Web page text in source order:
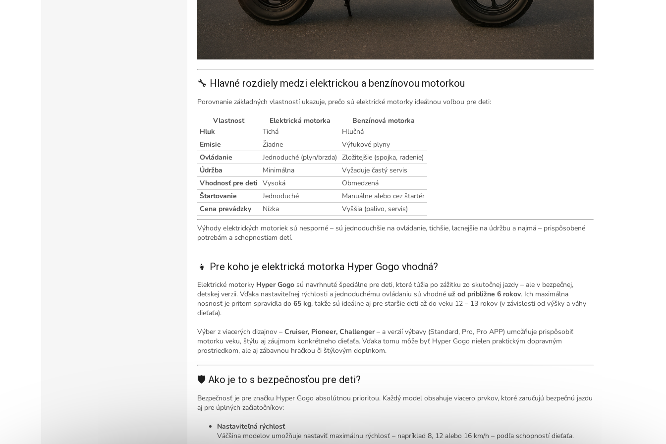
🔧 Hlavné rozdiely medzi elektrickou a benzínovou motorkou
Porovnanie základných vlastností ukazuje, prečo sú elektrické motorky ideálnou voľbou pre deti:
Vlastnosť
Elektrická motorka
Benzínová motorka
Hluk
Tichá
Hlučná
Emisie
Žiadne
Výfukové plyny
Ovládanie
Jednoduché (plyn/brzda) Zložitejšie (spojka, radenie)
Údržba
Minimálna
Vyžaduje častý servis
Vhodnosť pre deti Vysoká
Obmedzená
Štartovanie
Jednoduché
Manuálne alebo cez štartér
Cena prevádzky
Nízka Vyššia (palivo, servis)
Výhody elektrických motoriek sú nesporné – sú jednoduchšie na ovládanie, tichšie, lacnejšie na údržbu a najmä – prispôsobené
potrebám a schopnostiam detí.
👧 Pre koho je elektrická motorka Hyper Gogo vhodná?
Elektrické motorky Hyper Gogo sú navrhnuté špeciálne pre deti, ktoré túžia po zážitku zo skutočnej jazdy – ale v bezpečnej,
detskej verzii. Vďaka nastaviteľnej rýchlosti a jednoduchému ovládaniu sú vhodné už od približne 6 rokov. Ich maximálna
nosnosť je pritom spravidla do 65 kg, takže sú ideálne aj pre staršie deti až do veku 12 – 13 rokov (v závislosti od výšky a váhy
dieťaťa).
Výber z viacerých dizajnov – Cruiser, Pioneer, Challenger– a verzií výbavy (Standard, Pro, Pro APP) umožňuje prispôsobiť
motorku veku, štýlu aj záujmom konkrétneho dieťaťa. Vďaka tomu môže byť Hyper Gogo nielen praktickým dopravným
prostriedkom, ale aj zábavnou hračkou či štýlovým doplnkom.
🛡️ Ako je to s bezpečnosťou pre deti?
Bezpečnosť je pre značku Hyper Gogo absolútnou prioritou. Každý model obsahuje viacero prvkov, ktoré zaručujú bezpečnú jazdu
aj pre úplných začiatočníkov:
Nastaviteľná rýchlosť
Väčšina modelov umožňuje nastaviť maximálnu rýchlosť – napríklad 8, 12 alebo 16 km/h – podľa schopností dieťaťa.